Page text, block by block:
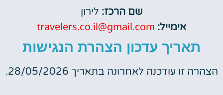
שם הרכז: לירון
אימייל: travelers.co.il@gmail.com
תאריך עדכון הצהרת הנגישות
הצהרה זו עודכנה לאחרונה בתאריך 28/05/2026.